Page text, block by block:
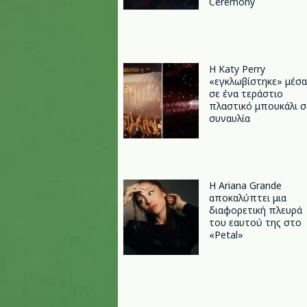
H Katy Perry
«εγκλωβίστηκε» μέσα
σε ένα τεράστιο
πλαστικό μπουκάλι
συναυλία
Η Ariana Grande
αποκαλύπτει μια
διαφορετική πλευρά
του εαυτού της στο
«Petal»